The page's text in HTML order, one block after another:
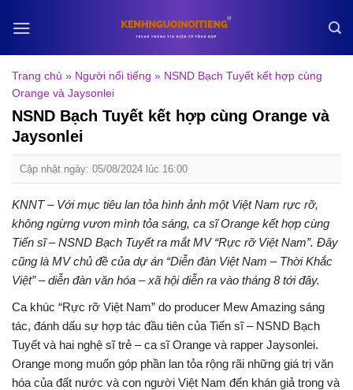
Trang chủ » Người nổi tiếng » NSND Bạch Tuyết kết hợp cùng
Orange và Jaysonlei
NSND Bạch Tuyết kết hợp cùng Orange và
Jaysonlei
Cập nhật ngày: 05/08/2024 lúc 16:00
KNNT – Với mục tiêu lan tỏa hình ảnh một Việt Nam rực rỡ,
không ngừng vươn mình tỏa sáng, ca sĩ Orange kết hợp cùng
Tiến sĩ – NSND Bạch Tuyết ra mắt MV “Rực rỡ Việt Nam”. Đây
cũng là MV chủ đề của dự án “Diễn đàn Việt Nam – Thời Khắc
Việt” – diễn đàn văn hóa – xã hội diễn ra vào tháng 8 tới đây.
Ca khúc “Rực rỡ Việt Nam” do producer Mew Amazing sáng
tác, đánh dấu sự hợp tác đầu tiên của Tiến sĩ – NSND Bạch
Tuyết và hai nghệ sĩ trẻ – ca sĩ Orange và rapper Jaysonlei.
Orange mong muốn góp phần lan tỏa rộng rãi những giá trị văn
hóa của đất nước và con người Việt Nam đến khán giả trong và